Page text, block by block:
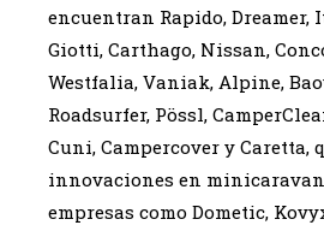
encuentran Rapido, Dreamer,
Giotti, Carthago, Nissan,
Westfalia, Vaniak, Alpine,
Roadsurfer, Pössl,
Cuni, Campercover y Caretta,
innovaciones en
empresas como Dometic,